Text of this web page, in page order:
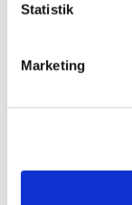
Statistik
Marketing
2022 (197)
2018 (150)